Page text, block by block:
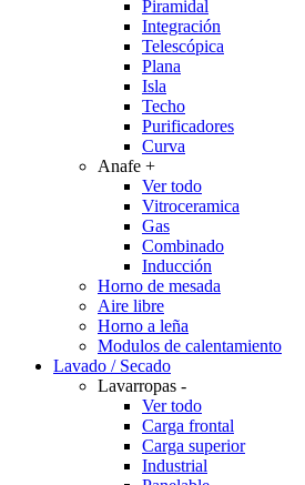
Piramidal
Integración
Telescópica
Plana
Isla
Techo
Purificadores
Curva
Anafe +
Ver todo
Vitroceramica
Gas
Combinado
Inducción
Horno de mesada
Aire libre
Horno a leña
Modulos de calentamiento
Lavado / Secado
Lavarropas -
Ver todo
Carga frontal
Carga superior
Industrial